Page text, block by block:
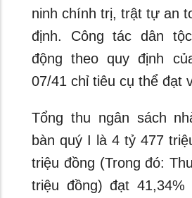
ninh chính trị, trật tự an
định. Công tác dân
động theo quy định
07/41 chỉ tiêu cụ thể đạt
Tổng thu ngân sách
bàn quý I là 4 tỷ 477
triệu đồng (Trong đó:
triệu đồng) đạt 41,34%